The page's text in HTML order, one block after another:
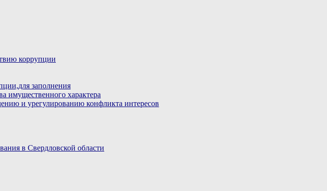
коррупции
заполнения
имущественного характера
и урегулированию конфликта интересов
в Свердловской области